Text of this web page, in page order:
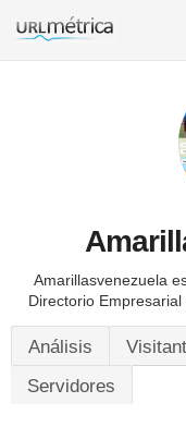
Amarillasvenezuela
Directorio
Análisis
Servidores